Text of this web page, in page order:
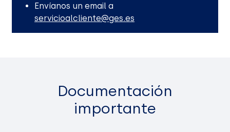
Envíanos un email a
servicioalcliente@ges.es
Documentación
importante